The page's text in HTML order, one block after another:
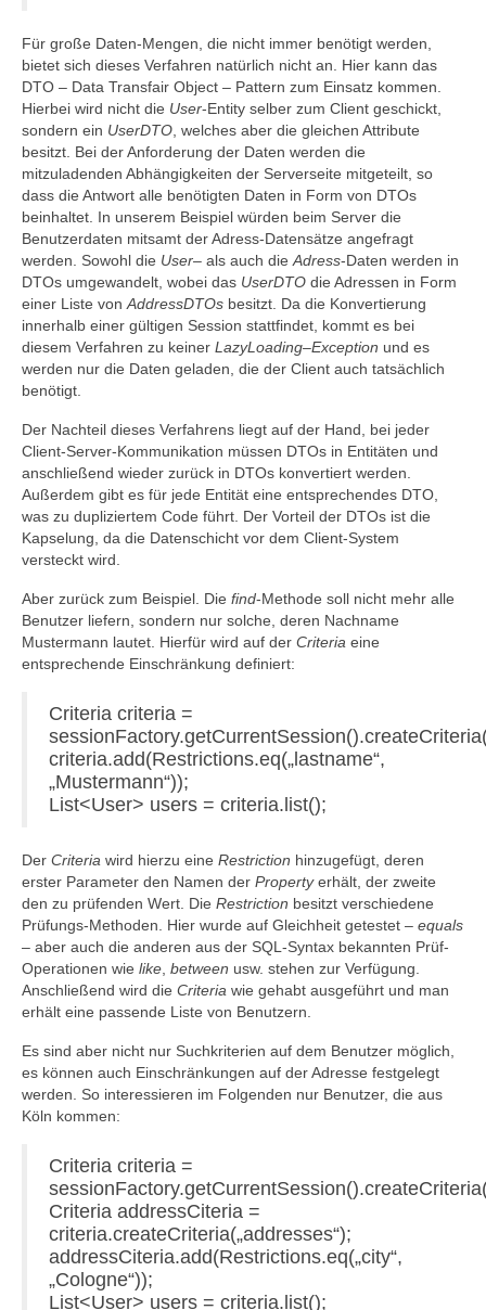
Für große Daten-Mengen, die nicht immer benötigt werden,
bietet sich dieses Verfahren natürlich nicht an. Hier kann das
DTO – Data Transfair Object – Pattern zum Einsatz kommen.
Hierbei wird nicht die User-Entity selber zum Client geschickt,
sondern ein UserDTO , welches aber die gleichen Attribute
besitzt. Bei der Anforderung der Daten werden die
mitzuladenden Abhängigkeiten der Serverseite mitgeteilt, so
dass die Antwort alle benötigten Daten in Form von DTOs
beinhaltet. In unserem Beispiel würden beim Server die
Benutzerdaten mitsamt der Adress-Datensätze angefragt
werden. Sowohl die User– als auch die Adress-Daten werden in
DTOs umgewandelt, wobei das UserDTO die Adressen in Form
einer Liste von AddressDTOs besitzt. Da die Konvertierung
innerhalb einer gültigen Session stattfindet, kommt es bei
diesem Verfahren zu keiner LazyLoading–Exception und es
werden nur die Daten geladen, die der Client auch tatsächlich
benötigt.
Der Nachteil dieses Verfahrens liegt auf der Hand, bei jeder
Client-Server-Kommunikation müssen DTOs in Entitäten und
anschließend wieder zurück in DTOs konvertiert werden.
Außerdem gibt es für jede Entität eine entsprechendes DTO,
was zu dupliziertem Code führt. Der Vorteil der DTOs ist die
Kapselung, da die Datenschicht vor dem Client-System
versteckt wird.
Aber zurück zum Beispiel. Die find-Methode soll nicht mehr alle
Benutzer liefern, sondern nur solche, deren Nachname
Mustermann lautet. Hierfür wird auf der Criteria eine
entsprechende Einschränkung definiert:
Criteria criteria =
criteria.add(Restrictions.eq(„lastname“,
„Mustermann“));
List<User> users = criteria.list();
Der Criteria wird hierzu eine Restriction hinzugefügt, deren
erster Parameter den Namen der Propertyerhält, der zweite
den zu prüfenden Wert. Die Restriction besitzt verschiedene
Prüfungs-Methoden. Hier wurde auf Gleichheit getestet – equals
– aber auch die anderen aus der SQL-Syntax bekannten Prüf-
Operationen wie like between usw. stehen zur Verfügung.
Anschließend wird die Criteria wie gehabt ausgeführt und man
erhält eine passende Liste von Benutzern.
Es sind aber nicht nur Suchkriterien auf dem Benutzer möglich,
es können auch Einschränkungen auf der Adresse festgelegt
werden. So interessieren im Folgenden nur Benutzer, die aus
Köln kommen:
Criteria criteria =
Criteria addressCiteria =
criteria.createCriteria(„addresses“);
addressCiteria.add(Restrictions.eq(„city“,
„Cologne“));
List<User> users = criteria.list();